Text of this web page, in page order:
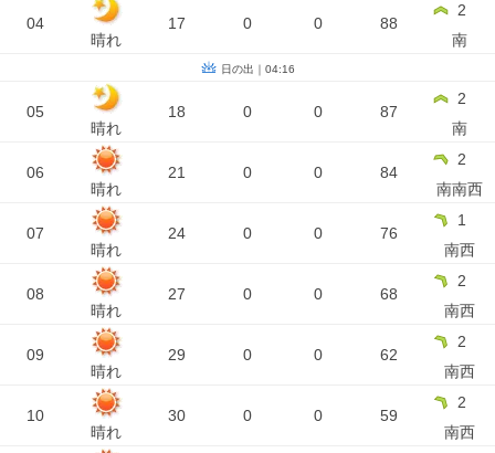
04
晴れ
17 0 0 88
2
南
日の出｜04:16
05
晴れ
18 0 0 87
2
南
06
晴れ
21 0 0 84
2
南南西
07
晴れ
24 0 0 76
1
南西
08
晴れ
27 0 0 68
2
南西
09
晴れ
29 0 0 62
2
南西
10
晴れ
30 0 0 59
2
南西